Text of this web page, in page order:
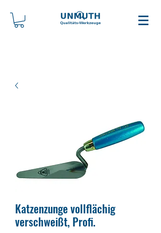
Katzenzunge vollflächig
verschweißt, Profi.